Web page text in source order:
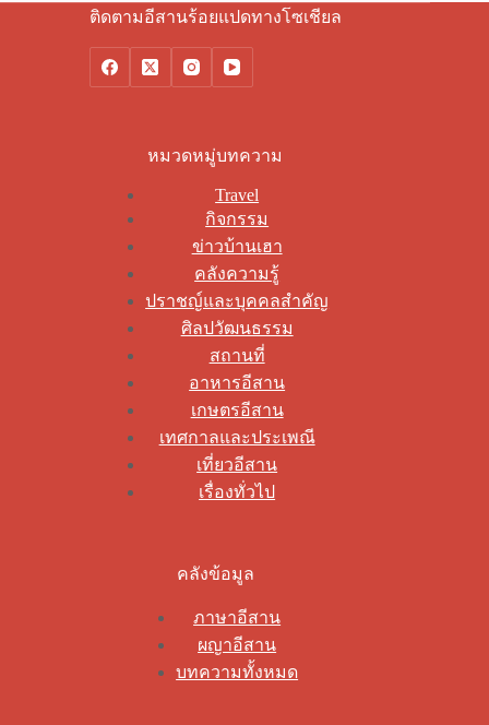
ติดตามอีสานร้อยแปดทางโซเชียล
หมวดหมู่บทความ
Travel
กิจกรรม
ข่าวบ้านเฮา
คลังความรู้
ปราชญ์และบุคคลสำคัญ
ศิลปวัฒนธรรม
สถานที่
อาหารอีสาน
เกษตรอีสาน
เทศกาลและประเพณี
เที่ยวอีสาน
เรื่องทั่วไป
คลังข้อมูล
ภาษาอีสาน
ผญาอีสาน
บทความทั้งหมด